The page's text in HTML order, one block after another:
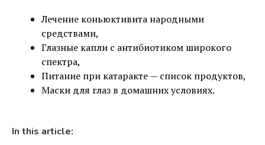
Лечение коньюктивита народными
средствами,
Глазные капли с антибиотиком широкого
спектра,
Питание при катаракте — список продуктов,
Маски для глаз в домашних условиях.
In this article: